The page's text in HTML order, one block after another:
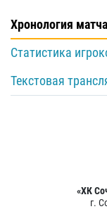
Хронология матча
Статистика
Текстовая
«ХК
г.